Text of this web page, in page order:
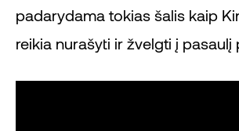
padarydama tokias šalis kaip
reikia nurašyti ir žvelgti į pasaulį